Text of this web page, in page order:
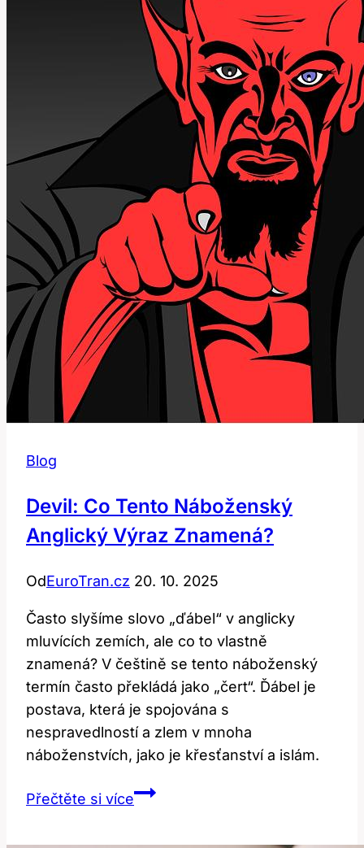
ho
používat?
Blog
Devil: Co Tento Náboženský
Anglický Výraz Znamená?
OdEuroTran.cz 20. 10. 2025
Často slyšíme slovo „ďábel“ v anglicky
mluvících zemích, ale co to vlastně
znamená? V češtině se tento náboženský
termín často překládá jako „čert“. Ďábel je
postava, která je spojována s
nespravedlností a zlem v mnoha
náboženstvích, jako je křesťanství a islám.
Přečtěte si víceDevil: